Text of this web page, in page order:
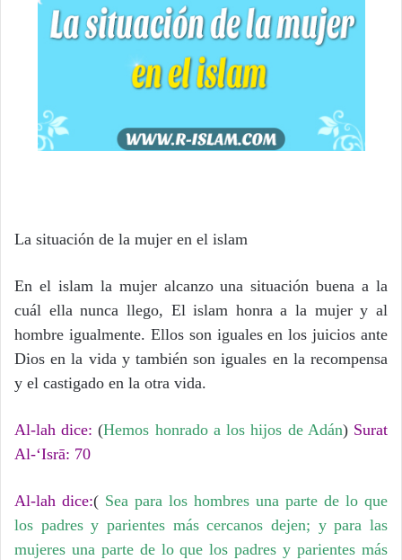
La situación de la mujer en el islam
En el islam la mujer alcanzo una situación buena a la
cuál ella nunca llego, El islam honra a la mujer y al
hombre igualmente. Ellos son iguales en los juicios ante
Dios en la vida y también son iguales en la recompensa
y el castigado en la otra vida.
Al-lah dice: (Hemos honrado a los hijos de Adán) Surat
Al-‘Isrā: 70
Al-lah dice:( Sea para los hombres una parte de lo que
los padres y parientes más cercanos dejen; y para las
mujeres una parte de lo que los padres y parientes más